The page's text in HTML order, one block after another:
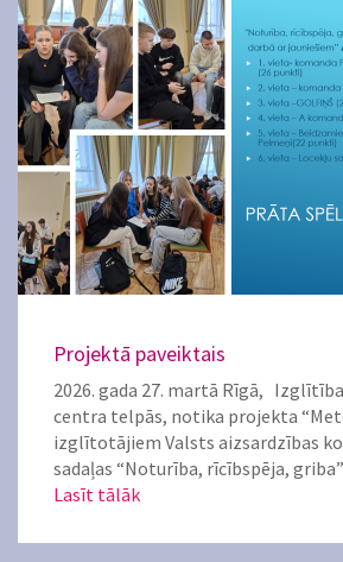
Projektā paveiktais
2026. gada 27. martā Rīgā,
centra telpās, notika projekta
izglītotājiem Valsts aizsardzības
sadaļas “Noturība, rīcībspēja,
Lasīt tālāk